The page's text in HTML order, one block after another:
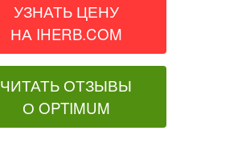
УЗНАТЬ ЦЕНУ
НА IHERB.COM
ЧИТАТЬ ОТЗЫВЫ
О OPTIMUM